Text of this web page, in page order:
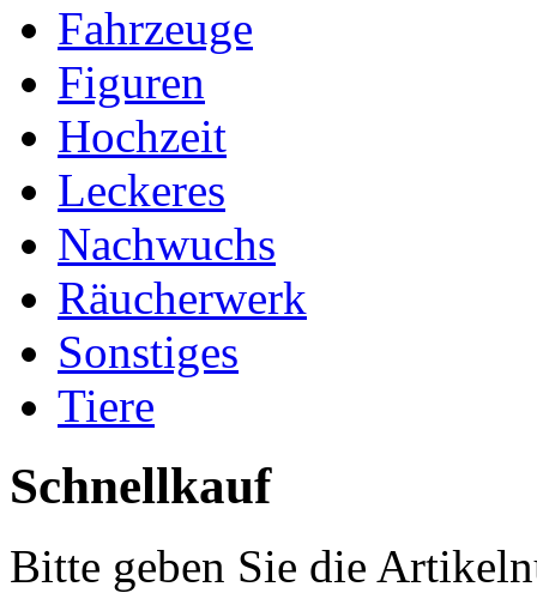
Fahrzeuge
Figuren
Hochzeit
Leckeres
Nachwuchs
Räucherwerk
Sonstiges
Tiere
Schnellkauf
Bitte geben Sie die